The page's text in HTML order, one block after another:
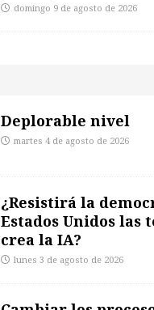
domingo 9 de agosto de 2026
Deplorable nivel
martes 4 de agosto de 2026
¿Resistirá la
Estados Unidos las
crea la IA?
lunes 3 de agosto de 2026